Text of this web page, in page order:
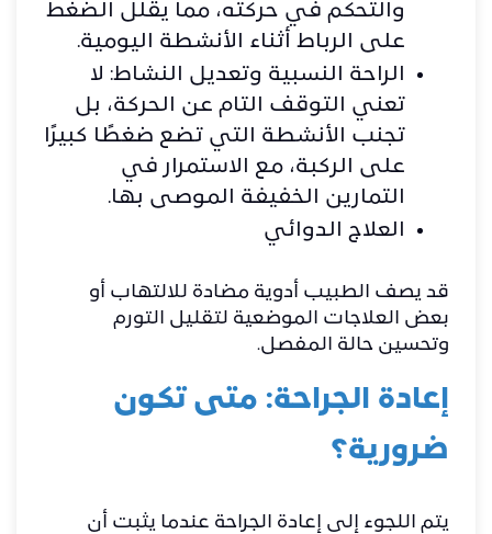
والتحكم في حركته، مما يقلل الضغط
على الرباط أثناء الأنشطة اليومية.
الراحة النسبية وتعديل النشاط: لا
تعني التوقف التام عن الحركة، بل
تجنب الأنشطة التي تضع ضغطًا كبيرًا
على الركبة، مع الاستمرار في
التمارين الخفيفة الموصى بها.
العلاج الدوائي
قد يصف الطبيب أدوية مضادة للالتهاب أو
بعض العلاجات الموضعية لتقليل التورم
وتحسين حالة المفصل.
إعادة الجراحة: متى تكون
ضرورية؟
يتم اللجوء إلى إعادة الجراحة عندما يثبت أن